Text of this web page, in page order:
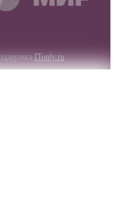
ITonly.ru